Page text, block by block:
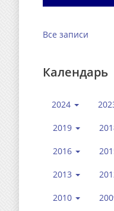
Все записи
Календарь
2024
2019
2016
2013
2010